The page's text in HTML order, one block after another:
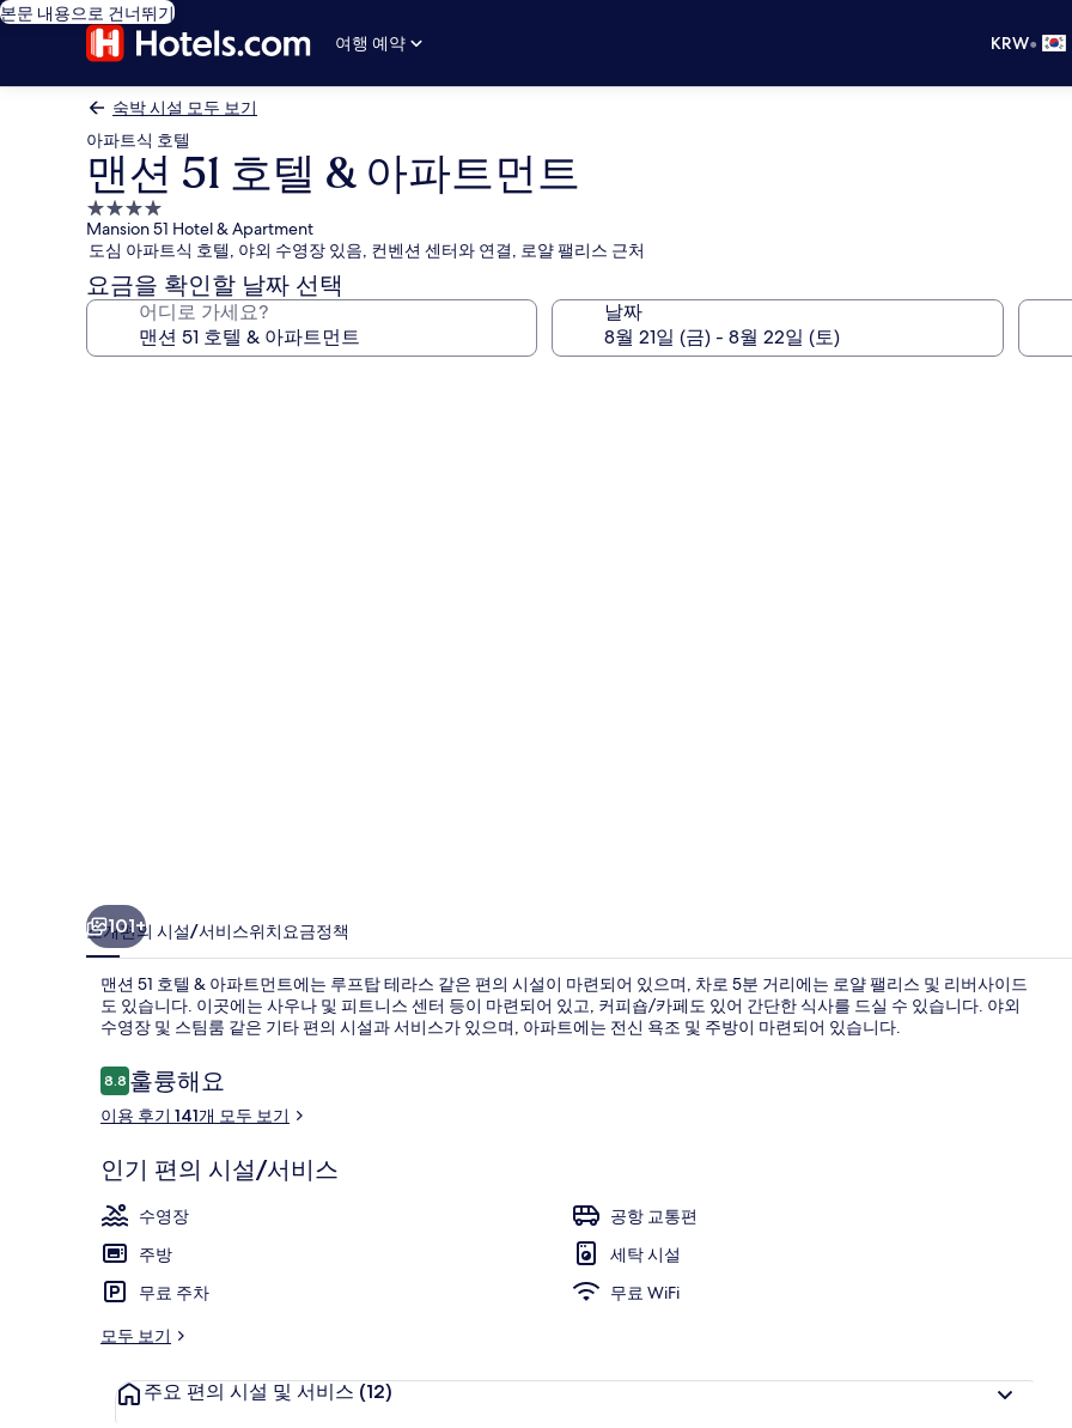
본문 내용으로 건너뛰기
여행 예약
KRW•
숙박 시설 모두 보기
아파트식 호텔
맨션 51 호텔 & 아파트먼트
4.0
성
급
숙
박
Mansion 51 Hotel & Apartment
도심 아파트식 호텔, 야외 수영장 있음, 컨벤션 센터와 연결, 로얄 팰리스 근처
요금을 확인할 날짜 선택
어디로 가세요? 날짜
갤
러
리
101+
소개편의 시설/서비스위치요금정책
맨션 51 호텔 & 아파트먼트에는 루프탑 테라스 같은 편의 시설이 마련되어 있으며, 차로 5분 거리에는 로얄 팰리스 및 리버사이드
도 있습니다. 이곳에는 사우나 및 피트니스 센터 등이 마련되어 있고, 커피숍/카페도 있어 간단한 식사를 드실 수 있습니다. 야외
수영장 및 스팀룸 같은 기타 편의 시설과 서비스가 있으며, 아파트에는 전신 욕조 및 주방이 마련되어 있습니다.
이
용
후
8.810점 만점 중 8.8점.
훌륭해요
이용 후기 141개 모두 보기
인기 편의 시설/서비스
수영장
공항 교통편
주방
세탁 시설
무료 주차
무료 WiFi
모두 보기
주요 편의 시설 및 서비스 (12)